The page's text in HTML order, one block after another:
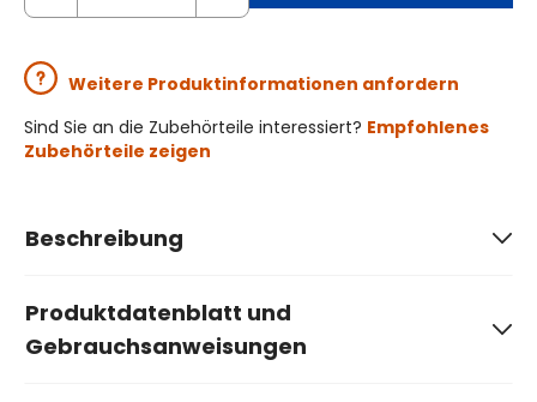
Weitere Produktinformationen anfordern
Sind Sie an die Zubehörteile interessiert? Empfohlenes
Zubehörteile zeigen
Beschreibung
Produktdatenblatt und
Gebrauchsanweisungen